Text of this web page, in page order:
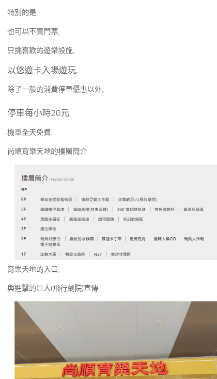
特別的是,
也可以不買門票,
只挑喜歡的遊樂設施,
以悠遊卡入場遊玩,
除了一般的消費停車優惠以外,
停車每小時20元,
機車全天免費.
尚順育樂天地的樓層簡介
育樂天地的入口,
與進擊的巨人(飛行劇院)宣傳